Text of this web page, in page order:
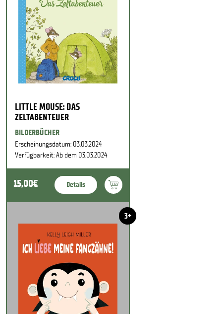
LITTLE MOUSE: DAS
ZELTABENTEUER
BILDERBÜCHER
Erscheinungsdatum: 03.03.2024
Verfügbarkeit: Ab dem 03.03.2024
15,00€ Details
3+